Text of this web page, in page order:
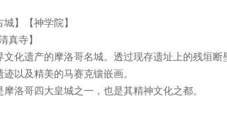
】【神学院】
真寺】
化遗产的摩洛哥名城。透过现存遗址上的残垣
以及精美的马赛克镶嵌画。
洛哥四大皇城之一，也是其精神文化之都。